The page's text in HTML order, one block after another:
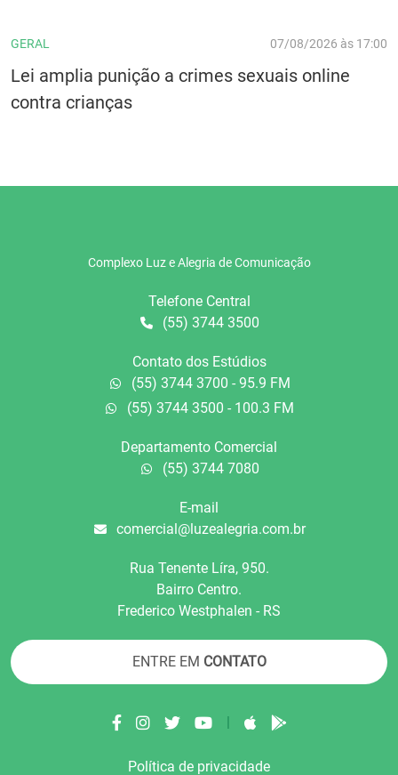
GERAL 07/08/2026 às 17:00
Lei amplia punição a crimes sexuais online
contra crianças
Complexo Luz e Alegria de Comunicação
Telefone Central
(55) 3744 3500
Contato dos Estúdios
(55) 3744 3700 - 95.9 FM
(55) 3744 3500 - 100.3 FM
Departamento Comercial
(55) 3744 7080
E-mail
comercial@luzealegria.com.br
Rua Tenente Líra, 950.
Bairro Centro.
Frederico Westphalen - RS
ENTRE EM CONTATO
|
Política de privacidade